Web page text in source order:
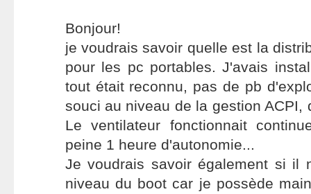
Bonjour!
je voudrais savoir quelle est la
pour les pc portables. J'avais
tout était reconnu, pas de pb
souci au niveau de la gestion ACPI,
Le ventilateur fonctionnait
peine 1 heure d'autonomie...
Je voudrais savoir également si il
niveau du boot car je possède